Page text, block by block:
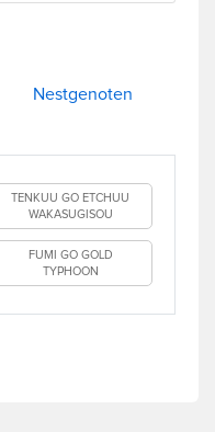
Nestgenoten
TENKUU GO ETCHUU
WAKASUGISOU
FUMI GO GOLD
TYPHOON